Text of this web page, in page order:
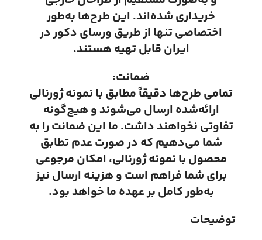
خریداری شده‌اند. این طرح‌ها به‌طور
اختصاصی تنها از طریق ورسای دکور در
ایران قابل تهیه هستند.
ضمانت:
تمامی طرح‌ها دقیقاً مطابق با نمونه ژورنالی
ارائه‌شده ارسال می‌شوند و هیچ‌گونه
تفاوتی نخواهند داشت. ما این ضمانت را به
شما می‌دهیم که در صورت عدم تطابق
محصول با نمونه ژورنالی، امکان مرجوعی
برای شما فراهم است و هزینه ارسال نیز
به‌طور کامل بر عهده ما خواهد بود.
توضیحات